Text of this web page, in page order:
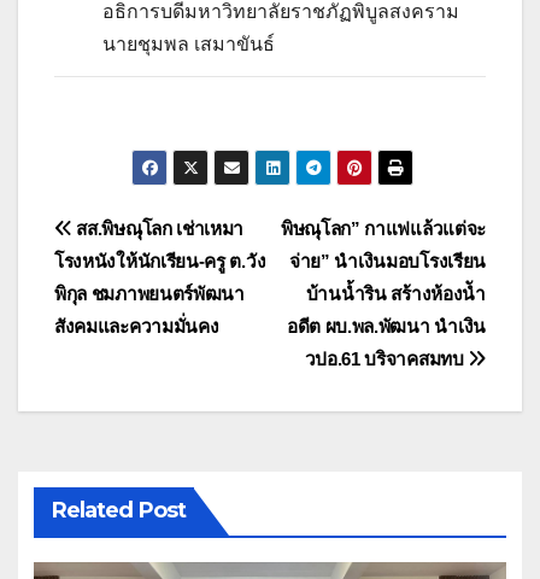
อธิการบดีมหาวิทยาลัยราชภัฏพิบูลสงคราม
นายชุมพล เสมาขันธ์
แนะแนว
เรื่อง
พิษณุโลก” กาแฟแล้วแต่จะ
จ่าย” นำเงินมอบโรงเรียน
บ้านน้ำริน สร้างห้องนัำ
อดีต ผบ.พล.พัฒนา นำเงิน
วปอ.61 บริจาคสมทบ
สส.พิษณุโลก เช่าเหมา
โรงหนังให้นักเรียน-ครู ต.วัง
พิกุล ชมภาพยนตร์พัฒนา
สังคมและความมั่นคง
Related Post